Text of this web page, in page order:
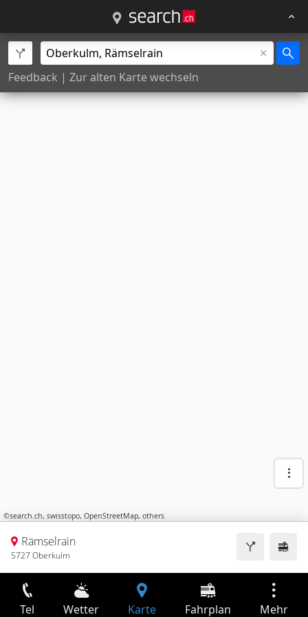
Feedback | Zur alten Karte wechseln
©search.ch, swisstopo, OpenStreetMap, others
Rämselrain
5727 Oberkulm
Tel Wetter Karte Fahrplan Mehr